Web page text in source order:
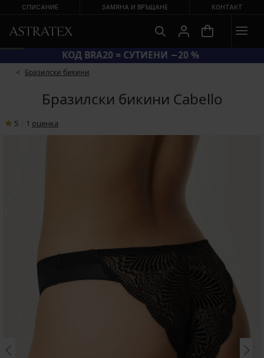
СПИСАНИЕ ЗАМЯНА И ВРЪЩАНЕ КОНТАКТ
КОД BRA20 = СУТИЕНИ −20 %
Бразилски бикини
Бразилски бикини Cabello
5 1 oценка